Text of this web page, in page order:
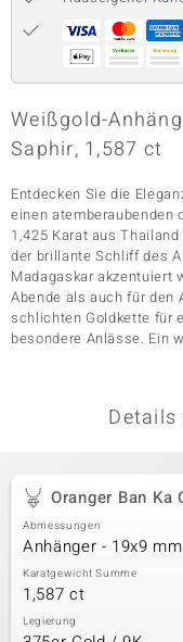
Classics
Weißgold-
Saphir, 1,587 ct
Entdecken Sie die
einen atemberaubenden
1,425 Karat aus
der brillante Schliff des
Madagaskar akzentuiert
Abende als auch für den
schlichten Goldkette für
besondere Anlässe. Ein
Details
Oranger Ban Ka
Abmessungen
Anhänger - 19x9 mm
Karatgewicht Summe
1,587 ct
Legierung